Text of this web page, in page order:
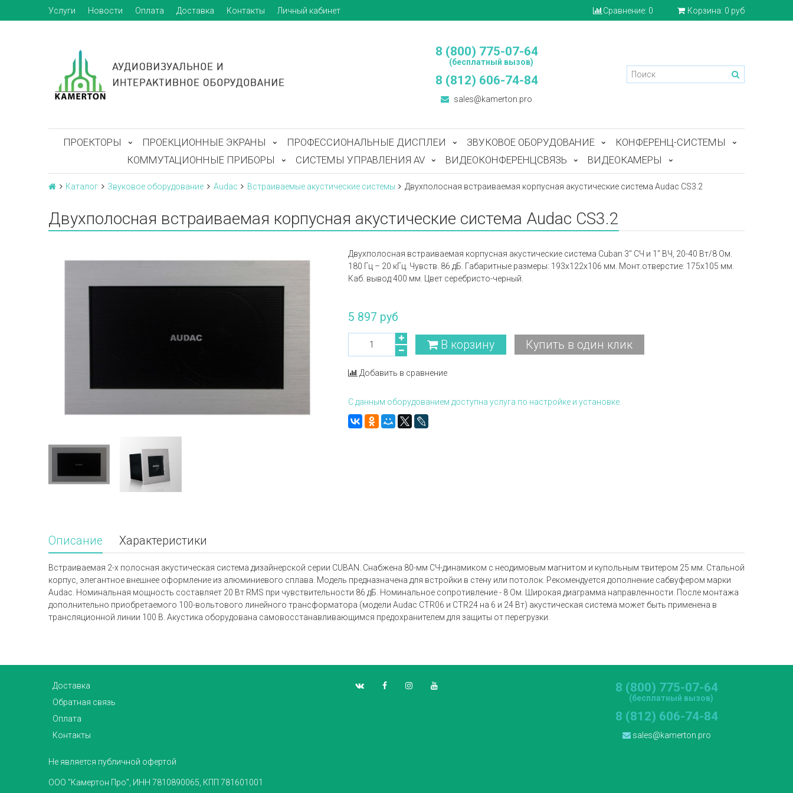
Услуги Новости Оплата Доставка Контакты Личный кабинет Сравнение: 0 Корзина: 0 руб
8 (800) 775-07-64
(бесплатный вызов)
8 (812) 606-74-84
sales@kamerton.pro
ПРОЕКТОРЫ ПРОЕКЦИОННЫЕ ЭКРАНЫ ПРОФЕССИОНАЛЬНЫЕ ДИСПЛЕИ ЗВУКОВОЕ ОБОРУДОВАНИЕ
КОНФЕРЕНЦ-СИСТЕМЫ
КОММУТАЦИОННЫЕ ПРИБОРЫ
СИСТЕМЫ УПРАВЛЕНИЯ AV ВИДЕОКОНФЕРЕНЦСВЯЗЬ ВИДЕОКАМЕРЫ
Каталог Звуковое оборудование Audac Встраиваемые акустические системы Двухполосная встраиваемая корпусная акустические система Audac CS3.2
Двухполосная встраиваемая корпусная акустические система Audac CS3.2
Двухполосная встраиваемая корпусная акустические система Cuban 3'' СЧ и 1'' ВЧ, 20-40 Вт/8 Ом.
180 Гц – 20 кГц. Чувств. 86 дБ. Габаритные размеры: 193x122x106 мм. Монт.отверстие: 175x105 мм.
Каб. вывод 400 мм. Цвет серебристо-черный.
5 897 руб
В корзину Купить в один клик
Добавить в сравнение
С данным оборудованием доступна услуга по настройке и установке.
Описание Характеристики
Встраиваемая 2-х полосная акустическая система дизайнерской серии CUBAN. Снабжена 80-мм CЧ-динамиком с неодимовым магнитом и купольным твитером 25 мм. Стальной
корпус, элегантное внешнее оформление из алюминиевого сплава. Модель предназначена для встройки в стену или потолок. Рекомендуется дополнение сабвуфером марки
Audac. Номинальная мощность составляет 20 Вт RMS при чувствительности 86 дБ. Номинальное сопротивление - 8 Ом. Широкая диаграмма направленности. После монтажа
дополнительно приобретаемого 100-вольтового линейного трансформатора (модели Audac CTR06 и CTR24 на 6 и 24 Вт) акустическая система может быть применена в
трансляционной линии 100 В. Акустика оборудована самовосстанавливающимся предохранителем для защиты от перегрузки.
Доставка
Обратная связь
Оплата
Контакты
8 (800) 775-07-64
(бесплатный вызов)
8 (812) 606-74-84
sales@kamerton.pro
Не является публичной офертой
ООО "Камертон Про", ИНН 7810890065, КПП 781601001